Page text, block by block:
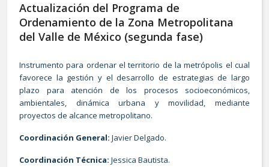
Actualización del Programa de
Ordenamiento de la Zona Metropolitana
del Valle de México (segunda fase)
Instrumento para ordenar el territorio de la metrópolis el cual
favorece la gestión y el desarrollo de estrategias de largo
plazo para atención de los procesos socioeconómicos,
ambientales, dinámica urbana y movilidad, mediante
proyectos de alcance metropolitano.
Coordinación General: Javier Delgado.
Coordinación Técnica: Jessica Bautista.